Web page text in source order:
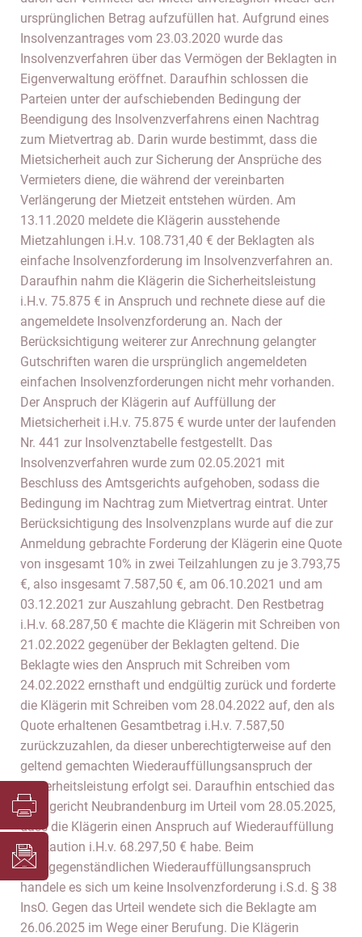
ursprünglichen Betrag aufzufüllen hat. Aufgrund eines
Insolvenzantrages vom 23.03.2020 wurde das
Insolvenzverfahren über das Vermögen der Beklagten in
Eigenverwaltung eröffnet. Daraufhin schlossen die
Parteien unter der aufschiebenden Bedingung der
Beendigung des Insolvenzverfahrens einen Nachtrag
zum Mietvertrag ab. Darin wurde bestimmt, dass die
Mietsicherheit auch zur Sicherung der Ansprüche des
Vermieters diene, die während der vereinbarten
Verlängerung der Mietzeit entstehen würden. Am
13.11.2020 meldete die Klägerin ausstehende
Mietzahlungen i.H.v. 108.731,40 € der Beklagten als
einfache Insolvenzforderung im Insolvenzverfahren an.
Daraufhin nahm die Klägerin die Sicherheitsleistung
i.H.v. 75.875 € in Anspruch und rechnete diese auf die
angemeldete Insolvenzforderung an. Nach der
Berücksichtigung weiterer zur Anrechnung gelangter
Gutschriften waren die ursprünglich angemeldeten
einfachen Insolvenzforderungen nicht mehr vorhanden.
Der Anspruch der Klägerin auf Auffüllung der
Mietsicherheit i.H.v. 75.875 € wurde unter der laufenden
Nr. 441 zur Insolvenztabelle festgestellt. Das
Insolvenzverfahren wurde zum 02.05.2021 mit
Beschluss des Amtsgerichts aufgehoben, sodass die
Bedingung im Nachtrag zum Mietvertrag eintrat. Unter
Berücksichtigung des Insolvenzplans wurde auf die zur
Anmeldung gebrachte Forderung der Klägerin eine Quote
von insgesamt 10% in zwei Teilzahlungen zu je 3.793,75
€, also insgesamt 7.587,50 €, am 06.10.2021 und am
03.12.2021 zur Auszahlung gebracht. Den Restbetrag
i.H.v. 68.287,50 € machte die Klägerin mit Schreiben von
21.02.2022 gegenüber der Beklagten geltend. Die
Beklagte wies den Anspruch mit Schreiben vom
24.02.2022 ernsthaft und endgültig zurück und forderte
die Klägerin mit Schreiben vom 28.04.2022 auf, den als
Quote erhaltenen Gesamtbetrag i.H.v. 7.587,50
zurückzuzahlen, da dieser unberechtigterweise auf den
geltend gemachten Wiederauffüllungsanspruch der
Sicherheitsleistung erfolgt sei. Daraufhin entschied das
Landgericht Neubrandenburg im Urteil vom 28.05.2025,
dass die Klägerin einen Anspruch auf Wiederauffüllung
der Kaution i.H.v. 68.297,50 € habe. Beim
streitgegenständlichen Wiederauffüllungsanspruch
handele es sich um keine Insolvenzforderung i.S.d. § 38
InsO. Gegen das Urteil wendete sich die Beklagte am
26.06.2025 im Wege einer Berufung. Die Klägerin